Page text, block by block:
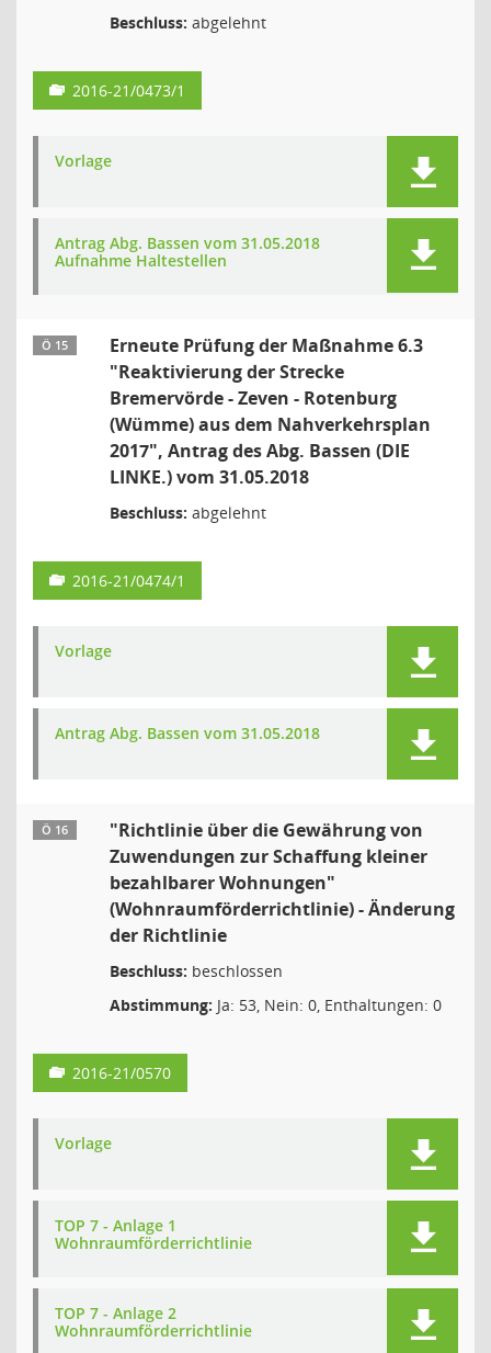
Beschluss: abgelehnt
2016-21/0473/1
Vorlage
Antrag Abg. Bassen vom 31.05.2018
Aufnahme Haltestellen
Ö 15
Erneute Prüfung der Maßnahme 6.3
"Reaktivierung der Strecke
Bremervörde - Zeven - Rotenburg
(Wümme) aus dem Nahverkehrsplan
2017", Antrag des Abg. Bassen (DIE
LINKE.) vom 31.05.2018
Beschluss: abgelehnt
2016-21/0474/1
Vorlage
Antrag Abg. Bassen vom 31.05.2018
Ö 16
"Richtlinie über die Gewährung von
Zuwendungen zur Schaffung kleiner
bezahlbarer Wohnungen"
(Wohnraumförderrichtlinie) - Änderung
der Richtlinie
Beschluss: beschlossen
Abstimmung: Ja: 53, Nein: 0, Enthaltungen: 0
2016-21/0570
Vorlage
TOP 7 - Anlage 1
Wohnraumförderrichtlinie
TOP 7 - Anlage 2
Wohnraumförderrichtlinie